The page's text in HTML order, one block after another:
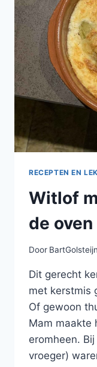
EN
RECEPTEN EN
Witlof
de oven
Door BartGolsteijn
Dit gerecht
met kerstmis
Of gewoon
Mam maakte
eromheen.
vroeger)